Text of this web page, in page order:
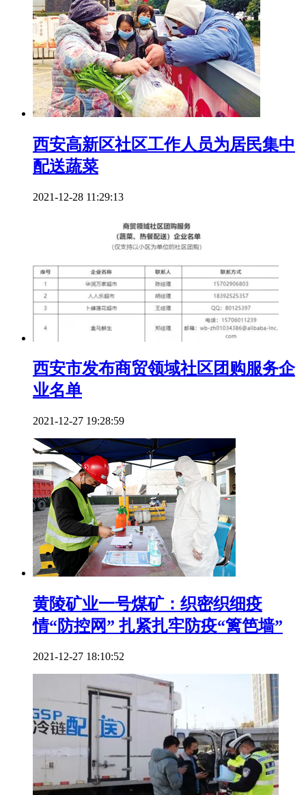
西安高新区社区工作人员为居民集中
配送蔬菜
2021-12-28 11:29:13
西安市发布商贸领域社区团购服务企
业名单
2021-12-27 19:28:59
黄陵矿业一号煤矿：织密织细疫
情“防控网” 扎紧扎牢防疫“篱笆墙”
2021-12-27 18:10:52